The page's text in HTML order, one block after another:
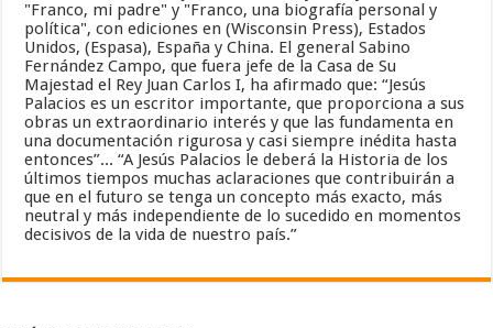
"Franco, mi padre" y "Franco, una biografía personal y
política", con ediciones en (Wisconsin Press), Estados
Unidos, (Espasa), España y China. El general Sabino
Fernández Campo, que fuera jefe de la Casa de Su
Majestad el Rey Juan Carlos I, ha afirmado que: “Jesús
Palacios es un escritor importante, que proporciona a sus
obras un extraordinario interés y que las fundamenta en
una documentación rigurosa y casi siempre inédita hasta
entonces”... “A Jesús Palacios le deberá la Historia de los
últimos tiempos muchas aclaraciones que contribuirán a
que en el futuro se tenga un concepto más exacto, más
neutral y más independiente de lo sucedido en momentos
decisivos de la vida de nuestro país.”